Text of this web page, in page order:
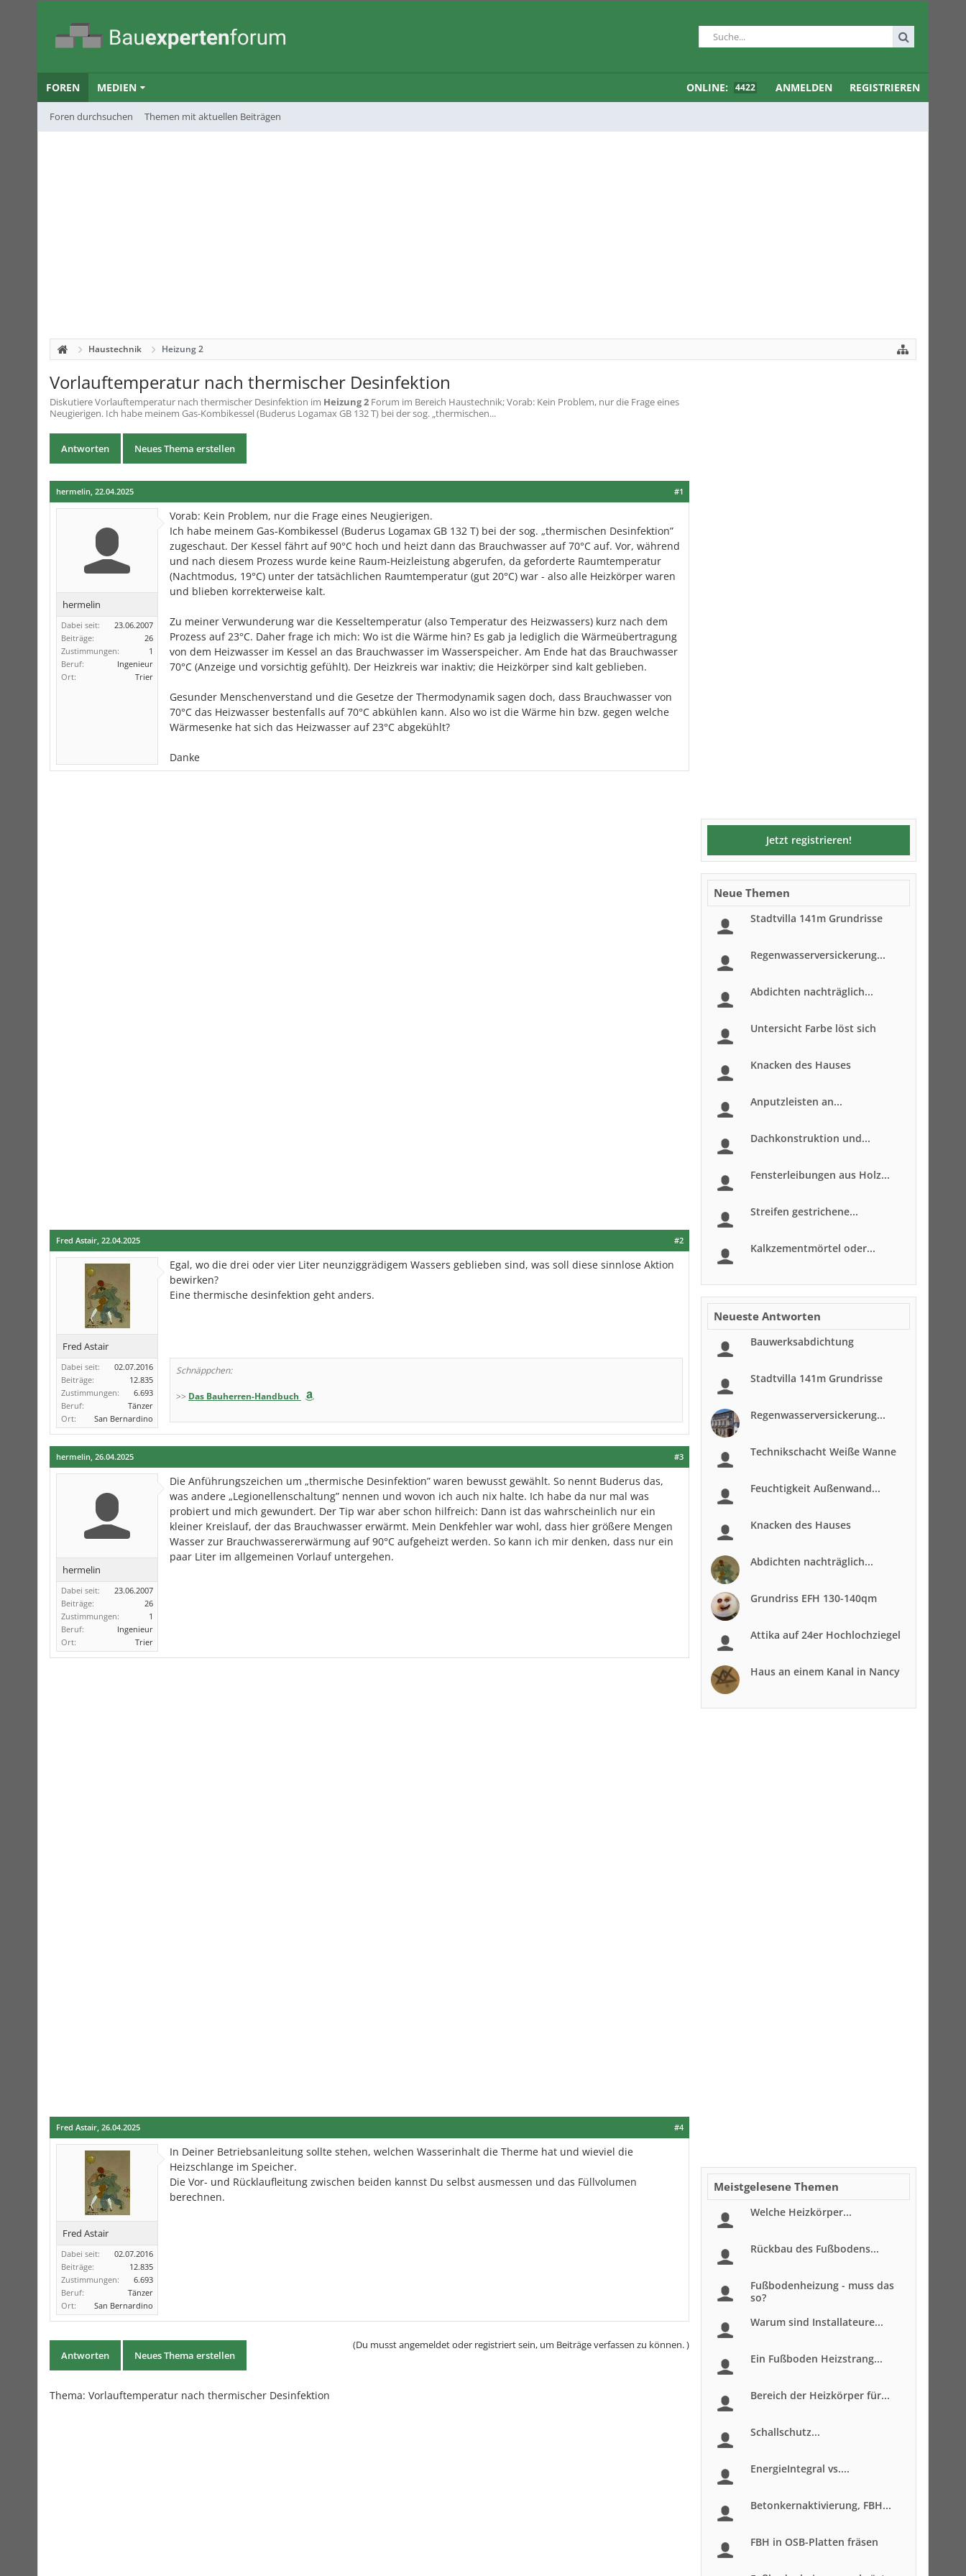
FOREN
Foren durchsuchen Themen mit aktuellen Beiträgen
MEDIEN ONLINE: 4422 ANMELDEN REGISTRIEREN
Haustechnik Heizung 2
Vorlauftemperatur nach thermischer Desinfektion
DiskutiereVorlauftemperatur nach thermischer Desinfektion im Heizung 2 Forum im Bereich Haustechnik; Vorab: Kein Problem, nur die Frage eines
Neugierigen. Ich habe meinem Gas-Kombikessel (Buderus Logamax GB 132 T) bei der sog. „thermischen...
Antworten Neues Thema erstellen
#1
hermelin, 22.04.2025
hermelin
Dabei seit:
23.06.2007
Beiträge:
26
Zustimmungen:
1
Beruf:
Ingenieur
Ort:
Trier
Vorab: Kein Problem, nur die Frage eines Neugierigen.
Ich habe meinem Gas-Kombikessel (Buderus Logamax GB 132 T) bei der sog. „thermischen Desinfektion”
zugeschaut. Der Kessel fährt auf 90°C hoch und heizt dann das Brauchwasser auf 70°C auf. Vor, während
und nach diesem Prozess wurde keine Raum-Heizleistung abgerufen, da geforderte Raumtemperatur
(Nachtmodus, 19°C) unter der tatsächlichen Raumtemperatur (gut 20°C) war - also alle Heizkörper waren
und blieben korrekterweise kalt.
Zu meiner Verwunderung war die Kesseltemperatur (also Temperatur des Heizwassers) kurz nach dem
Prozess auf 23°C. Daher frage ich mich: Wo ist die Wärme hin? Es gab ja lediglich die Wärmeübertragung
von dem Heizwasser im Kessel an das Brauchwasser im Wasserspeicher. Am Ende hat das Brauchwasser
70°C (Anzeige und vorsichtig gefühlt). Der Heizkreis war inaktiv; die Heizkörper sind kalt geblieben.
Gesunder Menschenverstand und die Gesetze der Thermodynamik sagen doch, dass Brauchwasser von
70°C das Heizwasser bestenfalls auf 70°C abkühlen kann. Also wo ist die Wärme hin bzw. gegen welche
Wärmesenke hat sich das Heizwasser auf 23°C abgekühlt?
Danke
#2
Fred Astair, 22.04.2025
Fred Astair
Dabei seit:
02.07.2016
Beiträge:
12.835
Zustimmungen:
6.693
Beruf:
Tänzer
Ort:
San Bernardino
Egal, wo die drei oder vier Liter neunziggrädigem Wassers geblieben sind, was soll diese sinnlose Aktion
bewirken?
Eine thermische desinfektion geht anders.
Schnäppchen:
>> Das Bauherren-Handbuch
#3
hermelin, 26.04.2025
hermelin
Dabei seit:
23.06.2007
Beiträge:
26
Zustimmungen:
1
Beruf:
Ingenieur
Ort:
Trier
Die Anführungszeichen um „thermische Desinfektion” waren bewusst gewählt. So nennt Buderus das,
was andere „Legionellenschaltung” nennen und wovon ich auch nix halte. Ich habe da nur mal was
probiert und mich gewundert. Der Tip war aber schon hilfreich: Dann ist das wahrscheinlich nur ein
kleiner Kreislauf, der das Brauchwasser erwärmt. Mein Denkfehler war wohl, dass hier größere Mengen
Wasser zur Brauchwassererwärmung auf 90°C aufgeheizt werden. So kann ich mir denken, dass nur ein
paar Liter im allgemeinen Vorlauf untergehen.
#4
Fred Astair, 26.04.2025
Fred Astair
Dabei seit:
02.07.2016
Beiträge:
12.835
Zustimmungen:
6.693
Beruf:
Tänzer
Ort:
San Bernardino
In Deiner Betriebsanleitung sollte stehen, welchen Wasserinhalt die Therme hat und wieviel die
Heizschlange im Speicher.
Die Vor- und Rücklaufleitung zwischen beiden kannst Du selbst ausmessen und das Füllvolumen
berechnen.
Antworten Neues Thema erstellen
(Du musst angemeldet oder registriert sein, um Beiträge verfassen zu können. )
Thema: Vorlauftemperatur nach thermischer Desinfektion
Jetzt registrieren!
Neue Themen
Stadtvilla 141m Grundrisse
Regenwasserversickerung...
Abdichten nachträglich...
Untersicht Farbe löst sich
Knacken des Hauses
Anputzleisten an...
Dachkonstruktion und...
Fensterleibungen aus Holz...
Streifen gestrichene...
Kalkzementmörtel oder...
Neueste Antworten
Bauwerksabdichtung
Stadtvilla 141m Grundrisse
Regenwasserversickerung...
Technikschacht Weiße Wanne
Feuchtigkeit Außenwand...
Knacken des Hauses
Abdichten nachträglich...
Grundriss EFH 130-140qm
Attika auf 24er Hochlochziegel
Haus an einem Kanal in Nancy
Meistgelesene Themen
Welche Heizkörper...
Rückbau des Fußbodens...
Fußbodenheizung - muss das
so?
Warum sind Installateure...
Ein Fußboden Heizstrang...
Bereich der Heizkörper für...
Schallschutz...
EnergieIntegral vs....
Betonkernaktivierung, FBH...
FBH in OSB-Platten fräsen